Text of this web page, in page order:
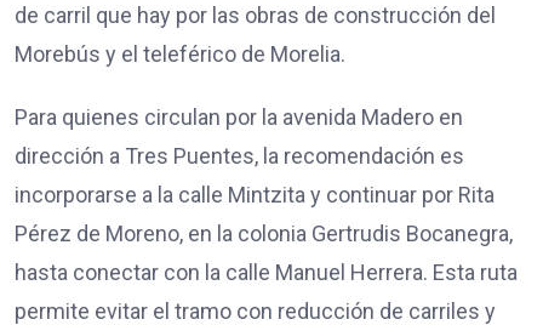
de carril que hay por las obras de construcción del
Morebús y el teleférico de Morelia.
Para quienes circulan por la avenida Madero en
dirección a Tres Puentes, la recomendación es
incorporarse a la calle Mintzita y continuar por Rita
Pérez de Moreno, en la colonia Gertrudis Bocanegra,
hasta conectar con la calle Manuel Herrera. Esta ruta
permite evitar el tramo con reducción de carriles y